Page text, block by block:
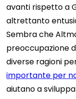
avanti rispetto a
altrettanto
Sembra che
preoccupazione
diverse ragioni
importante per
aiutano a